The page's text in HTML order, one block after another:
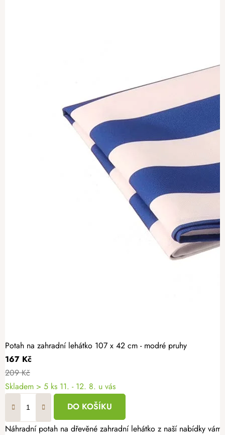
Potah na zahradní lehátko 107 x 42 cm - modré pruhy
167 Kč
209 Kč
Skladem > 5 ks 11. - 12. 8. u vás
DO KOŠÍKU
Náhradní potah na dřevěné zahradní lehátko z naší nabídky